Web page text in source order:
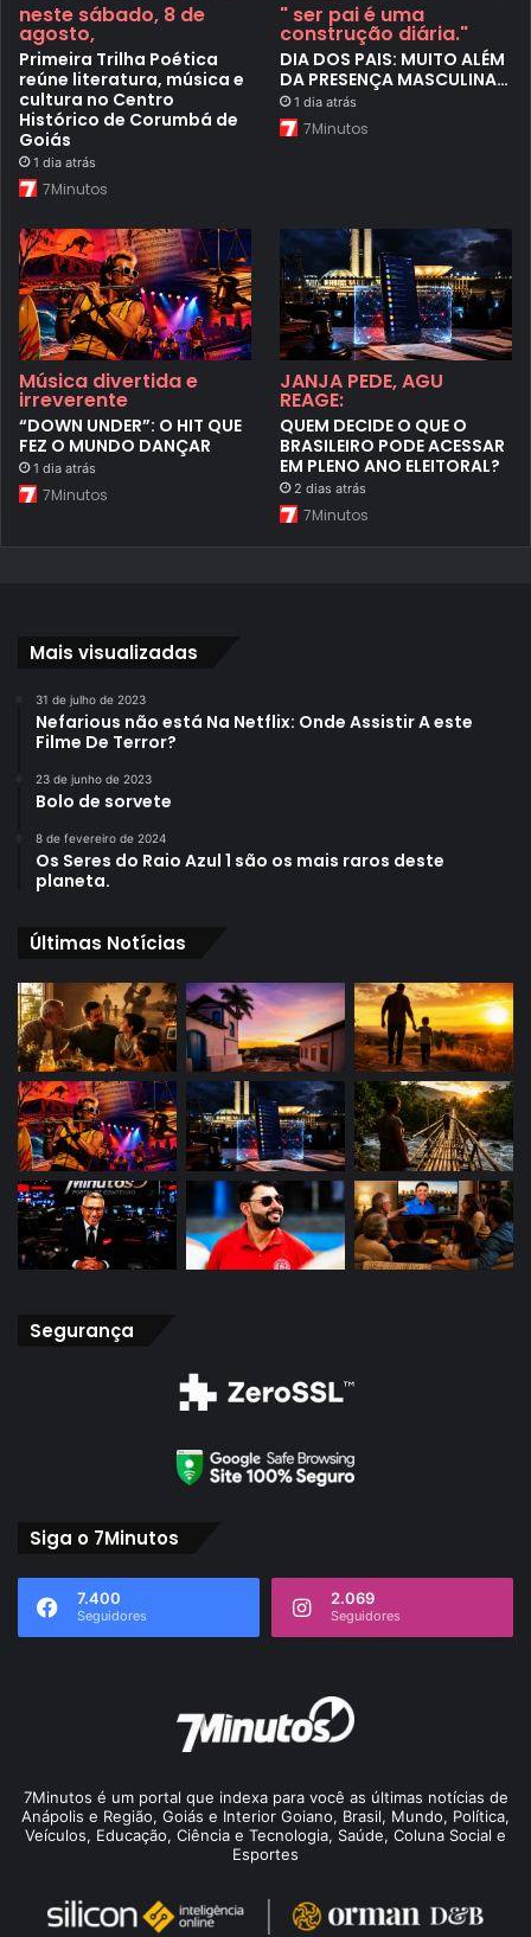
neste sábado, 8 de
agosto,
Primeira Trilha Poética
reúne literatura, música e
cultura no Centro
Histórico de Corumbá de
Goiás
1 dia atrás
7Minutos
" ser pai é uma
construção diária."
DIA DOS PAIS: MUITO ALÉM
DA PRESENÇA MASCULINA…
1 dia atrás
7Minutos
Música divertida e
irreverente
“DOWN UNDER”: O HIT QUE
FEZ O MUNDO DANÇAR
1 dia atrás
7Minutos
JANJA PEDE, AGU
REAGE:
QUEM DECIDE O QUE O
BRASILEIRO PODE ACESSAR
EM PLENO ANO ELEITORAL?
2 dias atrás
7Minutos
Mais visualizadas
31 de julho de 2023
Nefarious não está Na Netflix: Onde Assistir A este
Filme De Terror?
23 de junho de 2023
Bolo de sorvete
8 de fevereiro de 2024
Os Seres do Raio Azul 1 são os mais raros deste
planeta.
Últimas Notícias
Segurança
Siga o 7Minutos
7.400
Seguidores
2.069
Seguidores
7Minutos é um portal que indexa para você as últimas notícias de
Anápolis e Região, Goiás e Interior Goiano, Brasil, Mundo, Política,
Veículos, Educação, Ciência e Tecnologia, Saúde, Coluna Social e
Esportes